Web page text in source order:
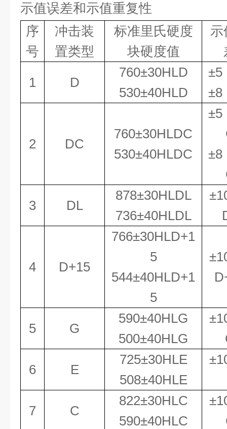
示值误差和示值重复性
序
号
冲击装
置类型
标准里氏硬度
块硬度值
示
1 D
760±30HLD
530±40HLD
±5
±8
2 DC
760±30HLDC
530±40HLDC
±5
±8
3 DL
878±30HLDL
736±40HLDL
±
4 D+15
766±30HLD+1
5
544±40HLD+1
5
±
5 G
590±40HLG
500±40HLG
±
6 E
725±30HLE
508±40HLE
±
7 C
822±30HLC
590±40HLC
±